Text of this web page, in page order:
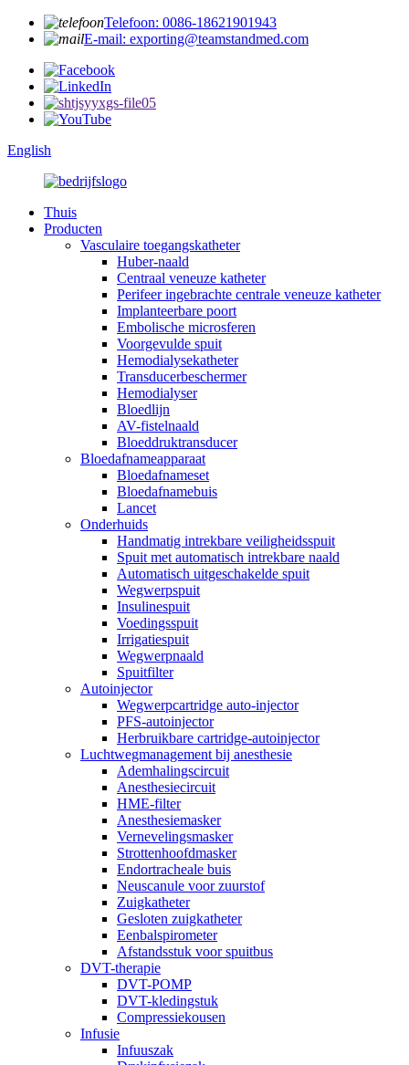
Telefoon: 0086-18621901943
E-mail: exporting@teamstandmed.com
English
Thuis
Producten
Vasculaire toegangskatheter
Huber-naald
Centraal veneuze katheter
Perifeer ingebrachte centrale veneuze katheter
Implanteerbare poort
Embolische microsferen
Voorgevulde spuit
Hemodialysekatheter
Transducerbeschermer
Hemodialyser
Bloedlijn
AV-fistelnaald
Bloeddruktransducer
Bloedafnameapparaat
Bloedafnameset
Bloedafnamebuis
Lancet
Onderhuids
Handmatig intrekbare veiligheidsspuit
Spuit met automatisch intrekbare naald
Automatisch uitgeschakelde spuit
Wegwerpspuit
Insulinespuit
Voedingsspuit
Irrigatiespuit
Wegwerpnaald
Spuitfilter
Autoinjector
Wegwerpcartridge auto-injector
PFS-autoinjector
Herbruikbare cartridge-autoinjector
Luchtwegmanagement bij anesthesie
Ademhalingscircuit
Anesthesiecircuit
HME-filter
Anesthesiemasker
Vernevelingsmasker
Strottenhoofdmasker
Endortracheale buis
Neuscanule voor zuurstof
Zuigkatheter
Gesloten zuigkatheter
Eenbalspirometer
Afstandsstuk voor spuitbus
DVT-therapie
DVT-POMP
DVT-kledingstuk
Compressiekousen
Infusie
Infuuszak